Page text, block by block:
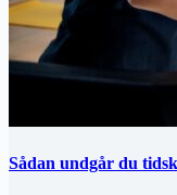
Sådan undgår du